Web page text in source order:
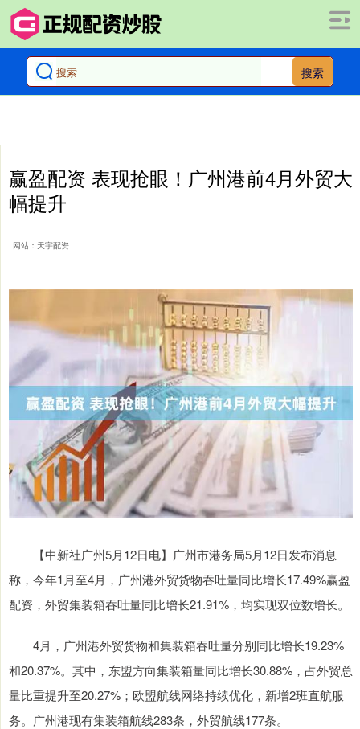
搜索
赢盈配资 表现抢眼！广州港前4月外贸大
幅提升
网站：天宇配资
【中新社广州5月12日电】广州市港务局5月12日发布消息
称，今年1月至4月，广州港外贸货物吞吐量同比增长17.49%赢盈
配资，外贸集装箱吞吐量同比增长21.91%，均实现双位数增长。
4月，广州港外贸货物和集装箱吞吐量分别同比增长19.23%
和20.37%。其中，东盟方向集装箱量同比增长30.88%，占外贸总
量比重提升至20.27%；欧盟航线网络持续优化，新增2班直航服
务。广州港现有集装箱航线283条，外贸航线177条。